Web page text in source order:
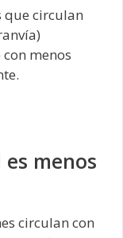
que circulan
menos
menos
circulan con